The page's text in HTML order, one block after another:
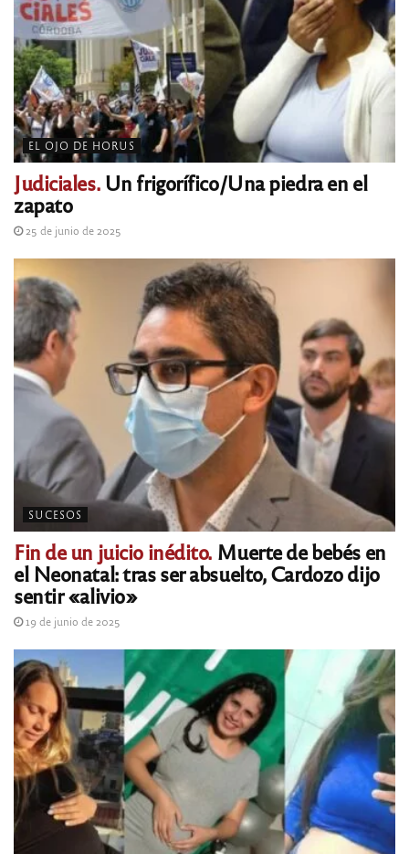
EL OJO DE HORUS
Judiciales.Un frigorífico/Una piedra en el
zapato
25 de junio de 2025
SUCESOS
Fin de un juicio inédito. Muerte de bebés en
el Neonatal: tras ser absuelto, Cardozo dijo
sentir «alivio»
19 de junio de 2025